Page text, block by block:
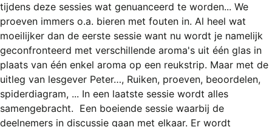
Topmenu
INLOGGEN
REGISTREREN
ADVERTEREN
MELDPUNT
PERS/PUBLICATIES
tijdens deze sessies wat genuanceerd te worden... We
proeven immers o.a. bieren met fouten in. Al heel wat
moeilijker dan de eerste sessie want nu wordt je namelijk
geconfronteerd met verschillende aroma's uit één glas in
plaats van één enkel aroma op een reukstrip. Maar met de
uitleg van lesgever Peter…, Ruiken, proeven, beoordelen,
spiderdiagram, ... In een laatste sessie wordt alles
samengebracht. Een boeiende sessie waarbij de
deelnemers in discussie gaan met elkaar. Er wordt